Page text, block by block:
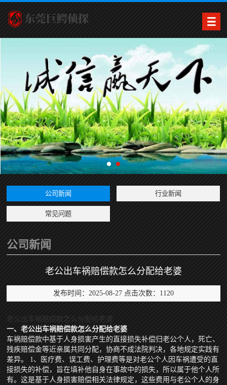
公司新闻 行业新闻
常见问题
公司新闻
老公出车祸赔偿款怎么分配给老婆
发布时间：2025-08-27 点击次数：1120
老公出车祸赔偿款怎么分配给老婆
一、老公出车祸赔偿款怎么分配给老婆
车祸赔偿款中基于人身损害产生的直接损失补偿归老公个人，死亡、
残疾赔偿金等近亲属共同分配，协商不成法院判决，各地规定实践有
差异。 1、医疗费、误工费、护理费等是对老公个人因车祸遭受的直
接损失的补偿，旨在填补他自身在事故中的损失，所以属于他个人所
有。这是基于人身损害赔偿相关法律规定，这些费用与老公个人的身